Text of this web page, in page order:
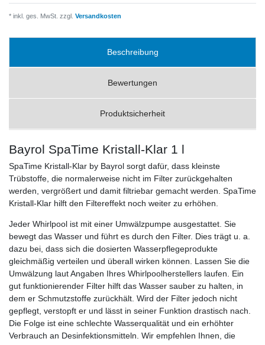
* inkl. ges. MwSt. zzgl. Versandkosten
Beschreibung
Bewertungen
Produktsicherheit
Bayrol SpaTime Kristall-Klar 1 l
SpaTime Kristall-Klar by Bayrol sorgt dafür, dass kleinste
Trübstoffe, die normalerweise nicht im Filter zurückgehalten
werden, vergrößert und damit filtriebar gemacht werden. SpaTime
Kristall-Klar hilft den Filtereffekt noch weiter zu erhöhen.
Jeder Whirlpool ist mit einer Umwälzpumpe ausgestattet. Sie
bewegt das Wasser und führt es durch den Filter. Dies trägt u. a.
dazu bei, dass sich die dosierten Wasserpflegeprodukte
gleichmäßig verteilen und überall wirken können. Lassen Sie die
Umwälzung laut Angaben Ihres Whirlpoolherstellers laufen. Ein
gut funktionierender Filter hilft das Wasser sauber zu halten, in
dem er Schmutzstoffe zurückhält. Wird der Filter jedoch nicht
gepflegt, verstopft er und lässt in seiner Funktion drastisch nach.
Die Folge ist eine schlechte Wasserqualität und ein erhöhter
Verbrauch an Desinfektionsmitteln. Wir empfehlen Ihnen, die